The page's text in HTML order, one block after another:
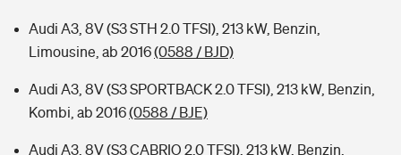
Audi A3, 8V (S3 STH 2.0 TFSI), 213 kW, Benzin,
Limousine, ab 2016(0588 / BJD)
Audi A3, 8V (S3 SPORTBACK 2.0 TFSI), 213 kW, Benzin,
Kombi, ab 2016(0588 / BJE)
Audi A3, 8V (S3 CABRIO 2.0 TFSI), 213 kW, Benzin,